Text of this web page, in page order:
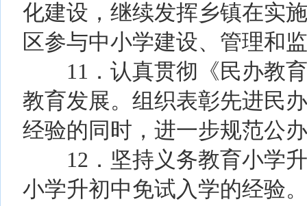
化建设，继续发挥乡镇在实
区参与中小学建设、管理和
11．认真贯彻《民办教育
教育发展。组织表彰先进民
经验的同时，进一步规范公
12．坚持义务教育小学升
小学升初中免试入学的经验。